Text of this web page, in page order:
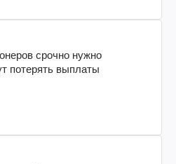
срочно нужно
потерять выплаты